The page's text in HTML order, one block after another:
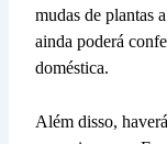
mudas de plantas
ainda poderá
doméstica.
Além disso,